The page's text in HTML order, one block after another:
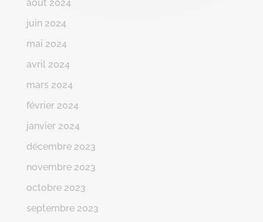
août 2024
juin 2024
mai 2024
avril 2024
mars 2024
février 2024
janvier 2024
décembre 2023
novembre 2023
octobre 2023
septembre 2023